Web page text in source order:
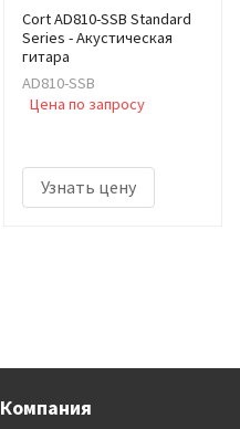
Cort AD810-SSB Standard
Series - Акустическая
гитара
AD810-SSB
Цена по запросу
Узнать цену
Компания